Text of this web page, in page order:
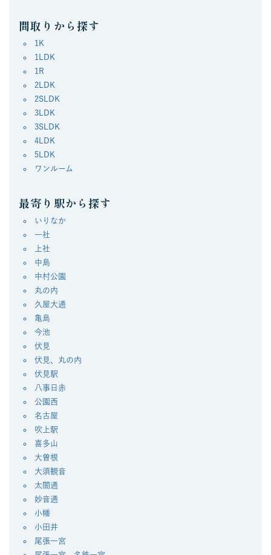
間取りから探す
1K
1LDK
1R
2LDK
2SLDK
3LDK
3SLDK
4LDK
5LDK
ワンルーム
最寄り駅から探す
いりなか
一社
上社
中島
中村公園
丸の内
久屋大通
亀島
今池
伏見
伏見、丸の内
伏見駅
八事日赤
公園西
名古屋
吹上駅
喜多山
大曽根
大須観音
太閤通
妙音通
小幡
小田井
尾張一宮